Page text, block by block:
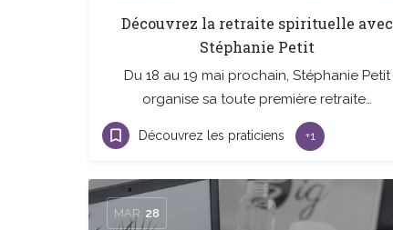
Découvrez la retraite spirituelle avec
Stéphanie Petit
Du 18 au 19 mai prochain, Stéphanie Petit
organise sa toute première retraite…
Découvrez les praticiens +1
MAR 28